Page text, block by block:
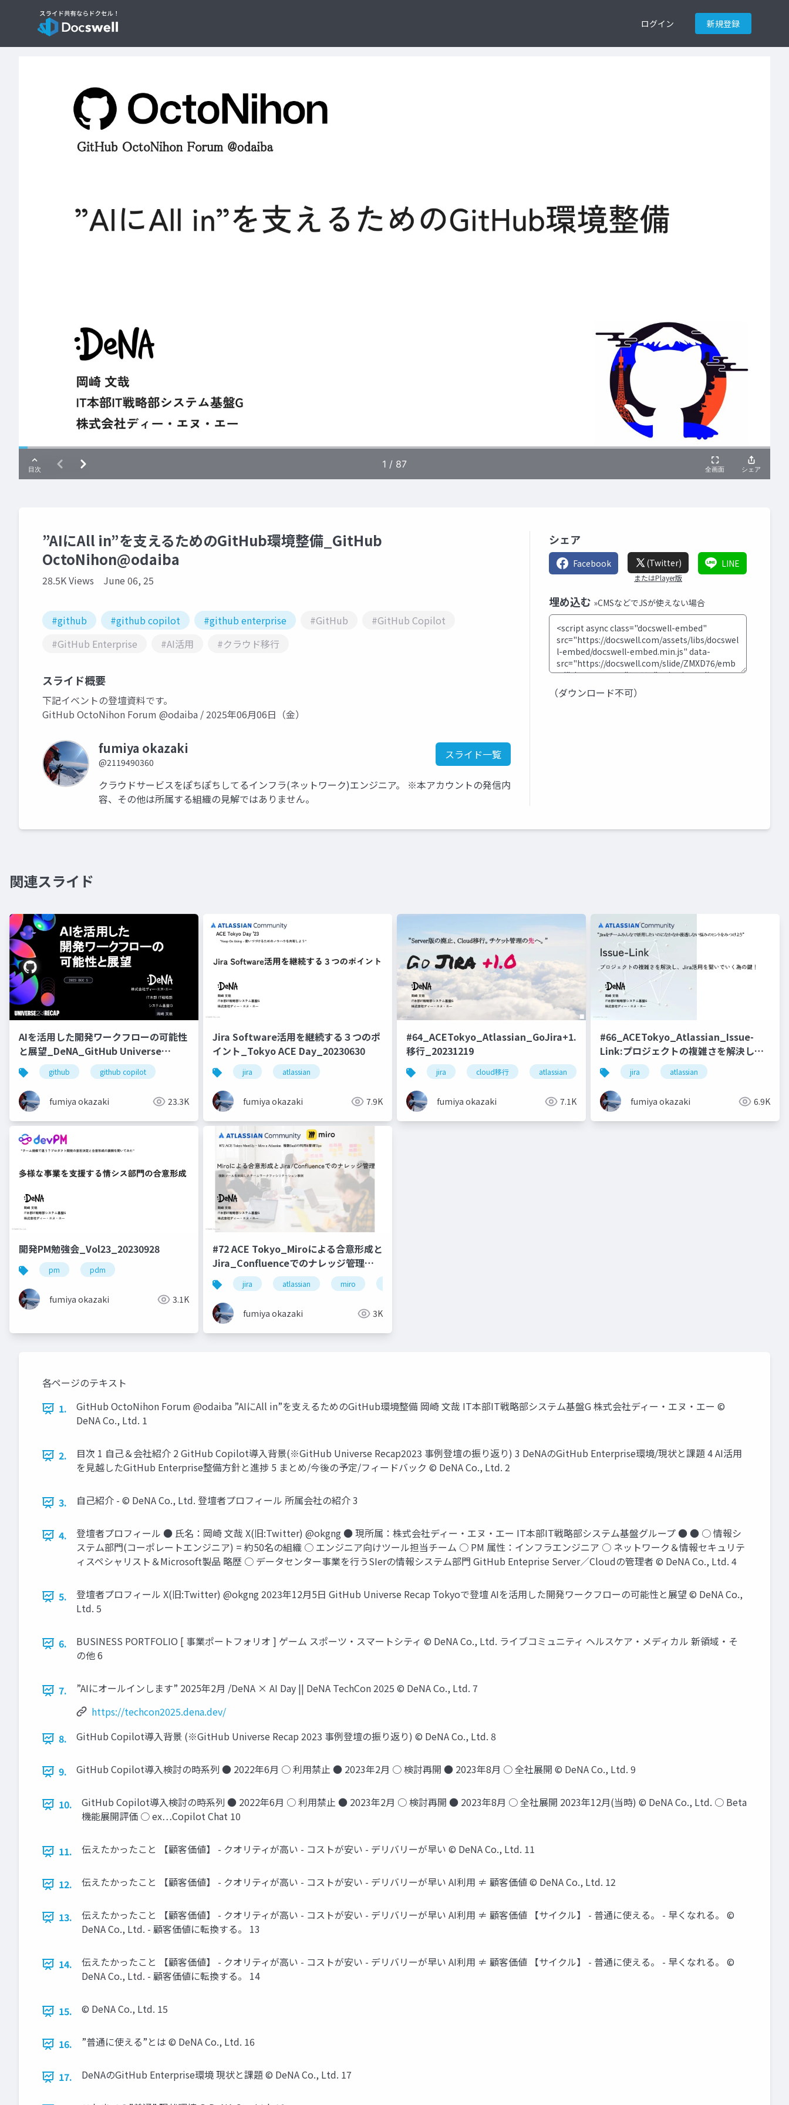
ログイン 新規登録
”AIにAll in”を支えるためのGitHub環境整備_GitHub
OctoNihon@odaiba
28.5K Views June 06, 25
#github #github copilot #github enterprise #GitHub
#GitHub Copilot
#GitHub Enterprise
#AI活用 #クラウド移行
スライド概要
下記イベントの登壇資料です。
GitHub OctoNihon Forum @odaiba / 2025年06月06日（金）
fumiya okazaki
@2119490360
スライド一覧
クラウドサービスをぽちぽちしてるインフラ(ネットワーク)エンジニア。 ※本アカウントの発信内
容、その他は所属する組織の見解ではありません。
シェア
Facebook (Twitter)
またはPlayer版
LINE
埋め込む »CMSなどでJSが使えない場合
（ダウンロード不可）
関連スライド
AIを活用した開発ワークフローの可能性
と展望_DeNA_GitHub Universe
Recap_20231205
github github copilot
fumiya okazaki 23.3K
Jira Software活用を継続する３つのポ
イント_Tokyo ACE Day_20230630
jira atlassian
fumiya okazaki 7.9K
#64_ACETokyo_Atlassian_GoJira+1.0_Cloud
移行_20231219
jira cloud移行 atlassian
fumiya okazaki 7.1K
#66_ACETokyo_Atlassian_Issue-
Link:プロジェクトの複雑さを解決し、
Jira活用を繋いでいく為の鍵！
_20240717
jira atlassian
fumiya okazaki 6.9K
開発PM勉強会_Vol23_20230928
pm pdm
fumiya okazaki 3.1K
#72 ACE Tokyo_Miroによる合意形成と
Jira_Confluenceでのナレッジ管理
_20250513
jira atlassian miro
fumiya okazaki 3K
各ページのテキスト
1.
GitHub OctoNihon Forum @odaiba ”AIにAll in”を支えるためのGitHub環境整備 岡崎 文哉 IT本部IT戦略部システム基盤G 株式会社ディー・エヌ・エー ©
DeNA Co., Ltd. 1
2.
目次 1 自己＆会社紹介 2 GitHub Copilot導入背景(※GitHub Universe Recap2023 事例登壇の振り返り) 3 DeNAのGitHub Enterprise環境/現状と課題 4 AI活用
を見越したGitHub Enterprise整備方針と進捗 5 まとめ/今後の予定/フィードバック © DeNA Co., Ltd. 2
3. 自己紹介 - © DeNA Co., Ltd. 登壇者プロフィール 所属会社の紹介 3
4.
登壇者プロフィール ● 氏名：岡崎 文哉 X(旧:Twitter) @okgng ● 現所属：株式会社ディー・エヌ・エー IT本部IT戦略部システム基盤グループ ● ● ○ 情報シ
ステム部門(コーポレートエンジニア) = 約50名の組織 ○ エンジニア向けツール担当チーム ○ PM 属性：インフラエンジニア ○ ネットワーク＆情報セキュリテ
ィスペシャリスト＆Microsoft製品 略歴 ○ データセンター事業を行うSIerの情報システム部門 GitHub Enteprise Server／Cloudの管理者 © DeNA Co., Ltd. 4
5.
登壇者プロフィール X(旧:Twitter) @okgng 2023年12月5日 GitHub Universe Recap Tokyoで登壇 AIを活用した開発ワークフローの可能性と展望 © DeNA Co.,
Ltd. 5
6.
BUSINESS PORTFOLIO [ 事業ポートフォリオ ] ゲーム スポーツ・スマートシティ © DeNA Co., Ltd. ライブコミュニティ ヘルスケア・メディカル 新領域・そ
の他 6
7.
”AIにオールインします” 2025年2月 /DeNA × AI Day || DeNA TechCon 2025 © DeNA Co., Ltd. 7
https://techcon2025.dena.dev/
8.
GitHub Copilot導入背景 (※GitHub Universe Recap 2023 事例登壇の振り返り) © DeNA Co., Ltd. 8
9. GitHub Copilot導入検討の時系列 ● 2022年6月 ○ 利用禁止 ● 2023年2月 ○ 検討再開 ● 2023年8月 ○ 全社展開 © DeNA Co., Ltd. 9
10.
GitHub Copilot導入検討の時系列 ● 2022年6月 ○ 利用禁止 ● 2023年2月 ○ 検討再開 ● 2023年8月 ○ 全社展開 2023年12月(当時) © DeNA Co., Ltd. ○ Beta
機能展開評価 ○ ex…Copilot Chat 10
11. 伝えたかったこと 【顧客価値】 - クオリティが高い - コストが安い - デリバリーが早い © DeNA Co., Ltd. 11
12. 伝えたかったこと 【顧客価値】 - クオリティが高い - コストが安い - デリバリーが早い AI利用 ≠ 顧客価値 © DeNA Co., Ltd. 12
13.
伝えたかったこと 【顧客価値】 - クオリティが高い - コストが安い - デリバリーが早い AI利用 ≠ 顧客価値 【サイクル】 - 普通に使える。 - 早くなれる。 ©
DeNA Co., Ltd. - 顧客価値に転換する。 13
14.
伝えたかったこと 【顧客価値】 - クオリティが高い - コストが安い - デリバリーが早い AI利用 ≠ 顧客価値 【サイクル】 - 普通に使える。 - 早くなれる。 ©
DeNA Co., Ltd. - 顧客価値に転換する。 14
15. © DeNA Co., Ltd. 15
16. ”普通に使える”とは © DeNA Co., Ltd. 16
17. DeNAのGitHub Enterprise環境 現状と課題 © DeNA Co., Ltd. 17